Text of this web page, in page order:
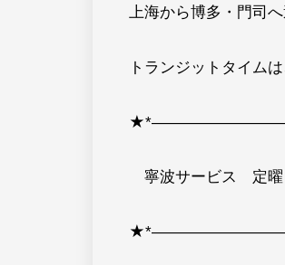
上海から博多・門司
トランジットタイム
寧波サービス 定曜